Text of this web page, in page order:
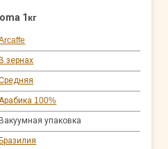
1кг
В зернах
100%
Вакуумная упаковка
Бразилия